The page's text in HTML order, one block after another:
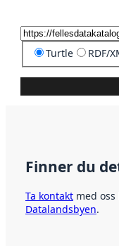
Turtle RDF/
Finner du
Ta kontakt med
Datalandsbyen.